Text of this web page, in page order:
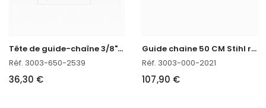
T
ête de guide-chaîne 3/8" 13Z 1,6 Stihl réf. 3003-650-2539 en stock
Réf. 3003-650-2539
36,30 €
G
uide chaine 50 CM Stihl réf. 3003-000-2021 en stock
Réf. 3003-000-2021
107,90 €